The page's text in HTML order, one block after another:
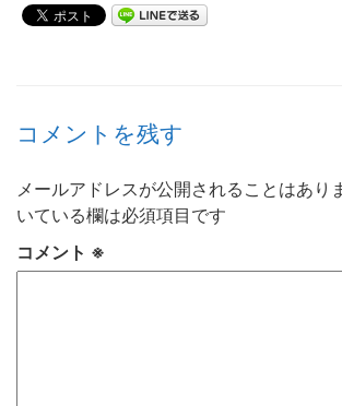
コメントを残す
メールアドレスが公開されることはあり
いている欄は必須項目です
コメント ※